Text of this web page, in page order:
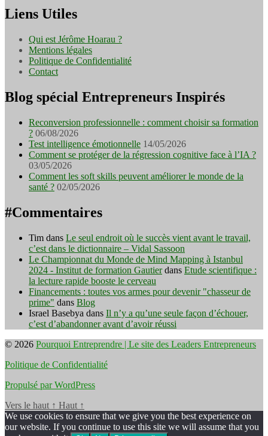
Liens Utiles
Qui est Jérôme Hoarau ?
Mentions légales
Politique de Confidentialité
Contact
Blog spécial Entrepreneurs Inspirés
Reconversion professionnelle : comment choisir sa formation
? 06/08/2026
Test intelligence émotionnelle 14/05/2026
Comment se protéger de la régression cognitive face à l’IA ?
03/05/2026
Comment les soft skills peuvent améliorer le monde de la
santé ? 02/05/2026
#Commentaires
Tim dans Le seul endroit où le succès vient avant le travail,
c’est dans le dictionnaire – Vidal Sassoon
Le Championnat du Monde de Mind Mapping à Istanbul
2024 - Institut de formation Gautierdans Etude scientifique :
la lecture rapide booste le cerveau
Financements : toutes vos armes pour devenir "chasseur de
prime" dans Blog
Israel Basebya dans Il n’y a qu’une seule façon d’échouer,
c’est d’abandonner avant d’avoir réussi
© 2026 Pourquoi Entreprendre | Le site des Leaders Entrepreneurs
Politique de Confidentialité
Propulsé par WordPress
Vers le haut ↑ Haut ↑
We use cookies to ensure that we give you the best experience on
our website. If you continue to use this site we will assume that you